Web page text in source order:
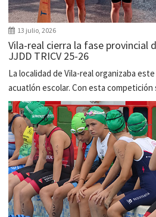
13 julio, 2026
Vila-real cierra la fase provincial
JJDD TRICV 25-26
La localidad de Vila-real organizaba
acuatlón escolar. Con esta competición